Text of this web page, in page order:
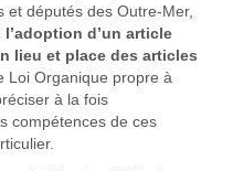
et députés des Outre-Mer,
l’adoption d’un article
lieu et place des articles
Loi Organique propre à
à la fois
compétences de ces